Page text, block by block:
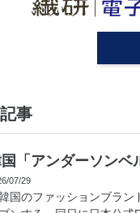
事
「アンダーソン
07/29
国のファッションブラン